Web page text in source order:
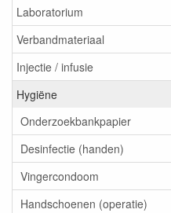
Laboratorium
Verbandmateriaal
Injectie / infusie
Hygiëne
Onderzoekbankpapier
Desinfectie (handen)
Vingercondoom
Handschoenen (operatie)